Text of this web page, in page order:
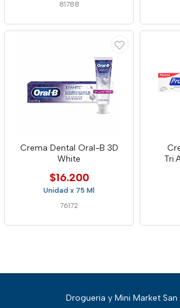
81788
Crema Dental Oral-B 3D
White
$16.200
Unidad x 75 Ml
76172
Drogueria y Mini Market San